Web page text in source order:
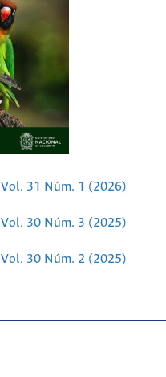
Vol. 31 Núm. 1 (2026)
Vol. 30 Núm. 3 (2025)
Vol. 30 Núm. 2 (2025)